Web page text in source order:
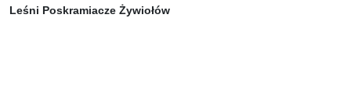
Leśni Poskramiacze Żywiołów